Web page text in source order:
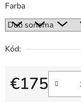
Farba
Kód:
€175
Jednotková cena: